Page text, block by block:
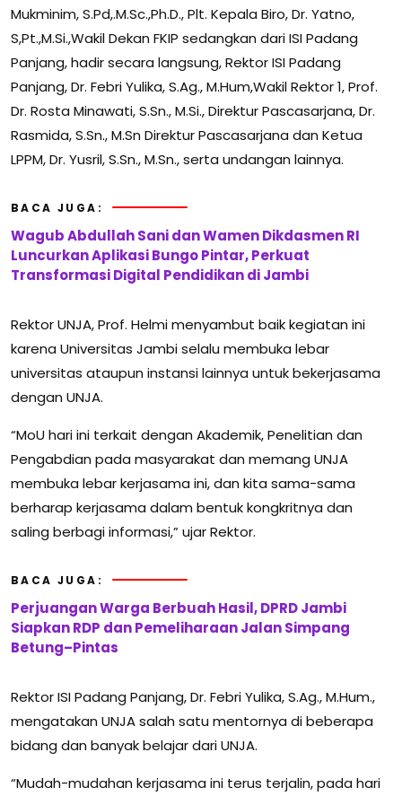
Mukminim, S.Pd,.M.Sc.,Ph.D., Plt. Kepala Biro, Dr. Yatno,
S,Pt.,M.Si.,Wakil Dekan FKIP sedangkan dari ISI Padang
Panjang, hadir secara langsung, Rektor ISI Padang
Panjang, Dr. Febri Yulika, S.Ag., M.Hum,Wakil Rektor 1, Prof.
Dr. Rosta Minawati, S.Sn., M.Si., Direktur Pascasarjana, Dr.
Rasmida, S.Sn., M.Sn Direktur Pascasarjana dan Ketua
LPPM, Dr. Yusril, S.Sn., M.Sn., serta undangan lainnya.
BACA JUGA:
Wagub Abdullah Sani dan Wamen Dikdasmen RI
Luncurkan Aplikasi Bungo Pintar, Perkuat
Transformasi Digital Pendidikan di Jambi
Rektor UNJA, Prof. Helmi menyambut baik kegiatan ini
karena Universitas Jambi selalu membuka lebar
universitas ataupun instansi lainnya untuk bekerjasama
dengan UNJA.
“MoU hari ini terkait dengan Akademik, Penelitian dan
Pengabdian pada masyarakat dan memang UNJA
membuka lebar kerjasama ini, dan kita sama-sama
berharap kerjasama dalam bentuk kongkritnya dan
saling berbagi informasi,” ujar Rektor.
BACA JUGA:
Perjuangan Warga Berbuah Hasil, DPRD Jambi
Siapkan RDP dan Pemeliharaan Jalan Simpang
Betung–Pintas
Rektor ISI Padang Panjang, Dr. Febri Yulika, S.Ag., M.Hum.,
mengatakan UNJA salah satu mentornya di beberapa
bidang dan banyak belajar dari UNJA.
“Mudah-mudahan kerjasama ini terus terjalin, pada hari